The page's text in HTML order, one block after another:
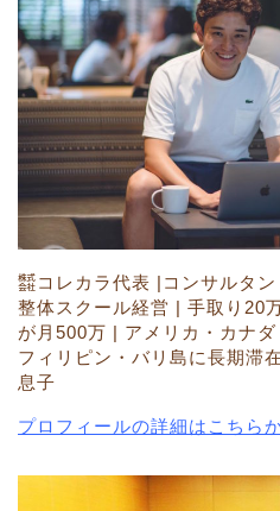
㍿コレカラ代表 |コンサルタ
整体スクール経営 | 手取り20
が月500万 | アメリカ・カナ
フィリピン・バリ島に長期滞
息子
プロフィールの詳細はこちら